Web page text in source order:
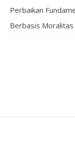
Perbaikan
Berbasis